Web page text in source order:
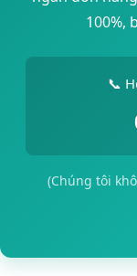
100%,
📞
(Chúng tôi